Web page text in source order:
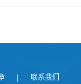
联系我们